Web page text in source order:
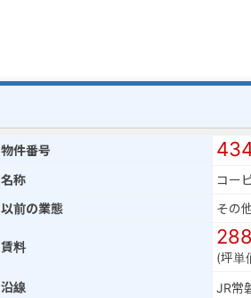
物件番号
名称 コー
以前の業態
その
賃料
(坪
沿線 JR常